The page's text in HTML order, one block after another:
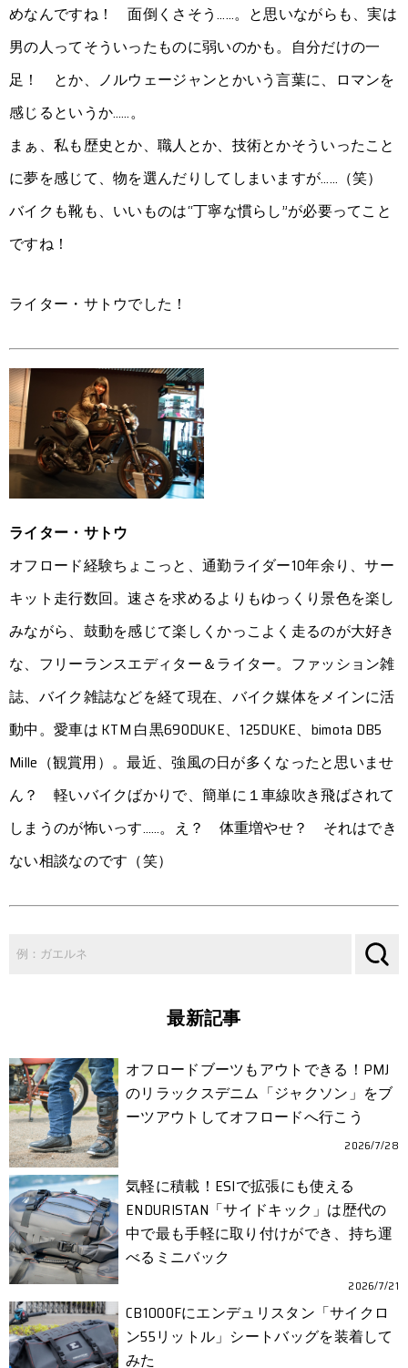
めなんですね！ 面倒くさそう……。と思いながらも、実は
男の人ってそういったものに弱いのかも。自分だけの一
足！ とか、ノルウェージャンとかいう言葉に、ロマンを
感じるというか……。
まぁ、私も歴史とか、職人とか、技術とかそういったこと
に夢を感じて、物を選んだりしてしまいますが……（笑）
バイクも靴も、いいものは“丁寧な慣らし”が必要ってこと
ですね！
ライター・サトウでした！
ライター・サトウ
オフロード経験ちょこっと、通勤ライダー10年余り、サー
キット走行数回。速さを求めるよりもゆっくり景色を楽し
みながら、鼓動を感じて楽しくかっこよく走るのが大好き
な、フリーランスエディター＆ライター。ファッション雑
誌、バイク雑誌などを経て現在、バイク媒体をメインに活
動中。愛車は KTM 白黒690DUKE、125DUKE、bimota DB5
Mille（観賞用）。最近、強風の日が多くなったと思いませ
ん？ 軽いバイクばかりで、簡単に１車線吹き飛ばされて
しまうのが怖いっす……。え？ 体重増やせ？ それはでき
ない相談なのです（笑）
最新記事
オフロードブーツもアウトできる！PMJ
のリラックスデニム「ジャクソン」をブ
ーツアウトしてオフロードへ行こう
2026/7/28
気軽に積載！ESIで拡張にも使える
ENDURISTAN「サイドキック」は歴代の
中で最も手軽に取り付けができ、持ち運
べるミニバック
2026/7/21
CB1000Fにエンデュリスタン「サイクロ
ン55リットル」シートバッグを装着して
みた